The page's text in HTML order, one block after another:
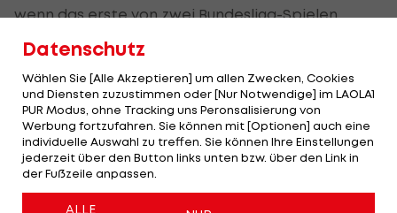
wenn das erste von zwei Bundesliga-Spielen
TSV Hartberg
ansteht.
In der Bundesliga hat man "keine Punkte mehr zu
verlieren", wieMads Bidstrup angesichts des
Umstands, dass die Salzburger nur mehr einen
Punkt Vorsprung auf den ominösen Strich
besitzen, richtigerweise erklärt.
Datenschutz
Wählen Sie [Alle Akzeptieren] um allen Zwecken, Cookies
und Diensten zuzustimmen oder [Nur Notwendige] im LAOLA1
PUR Modus, ohne Tracking uns Peronsalisierung von
Werbung fortzufahren. Sie können mit [Optionen] auch eine
individuelle Auswahl zu treffen. Sie können Ihre Einstellungen
jederzeit über den Button links unten bzw. über den Link in
der Fußzeile anpassen.
ALLE